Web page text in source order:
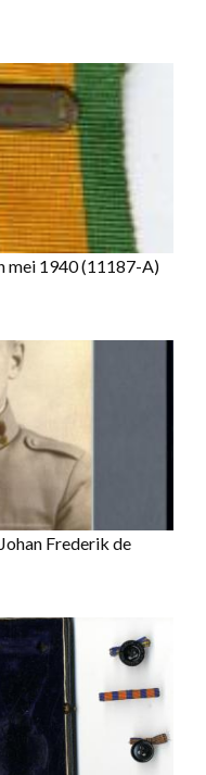
mei 1940(11187-A)
Frederik de